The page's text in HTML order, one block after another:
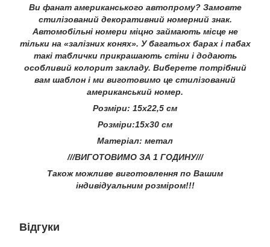
Ви фанат американського автопрому? Замовте
стилізований декоративний номерний знак.
Автомобільні номери міцно займають місце не
тільки на «залізних конях». У багатьох барах і пабах
такі таблички прикрашають стіни і додають
особливий колорит закладу. Виберете потрібний
вам шаблон і ми виготовимо це стилізований
американський номер.
Розміри: 15х22,5 см
Розміри:15х30 см
Матеріал: метал
///ВИГОТОВИМО ЗА 1 ГОДИНУ///
Також можливе виготовлення по Вашим
індивідуальним розміром!!!
Відгуки